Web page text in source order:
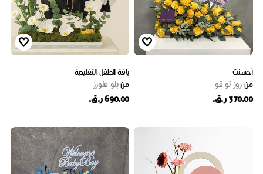
أحسنت
من روز تو قو
370.00 ر.ق.
باقة الطفل التقليدية
منبلو فلورز
690.00 ر.ق.